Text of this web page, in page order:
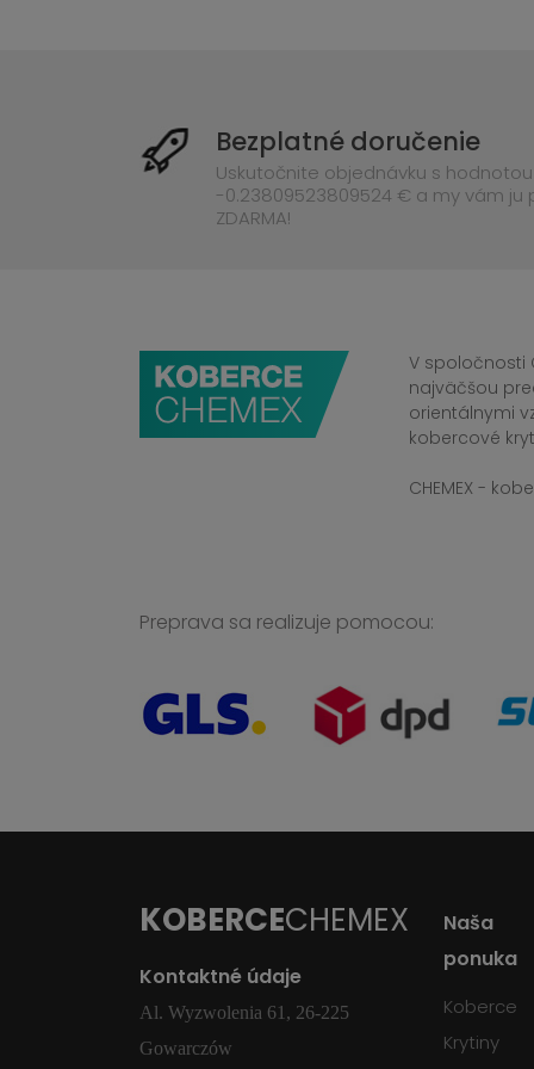
Bezplatné doručenie
Uskutočnite objednávku s
-0.23809523809524 € a my vám ju
ZDARMA!
V spoločnosti
najväčšou
orientálnymi
kobercové
CHEMEX -
Preprava sa realizuje pomocou:
KOBERCECHEMEX
Kontaktné údaje
Al. Wyzwolenia 61, 26-225
Gowarczów
Naša
ponuka
Koberce
Krytiny